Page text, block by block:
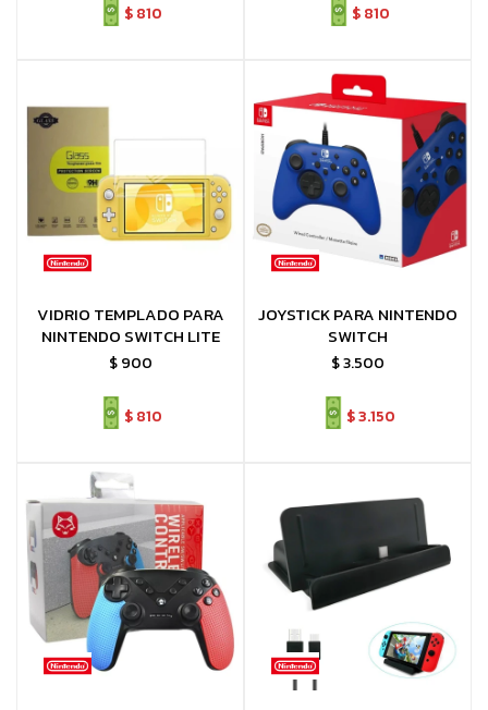
$810 $810
VIDRIO TEMPLADO PARA
NINTENDO SWITCH LITE
$ 900
$810
JOYSTICK PARA NINTENDO
SWITCH
$3.500
$3.150